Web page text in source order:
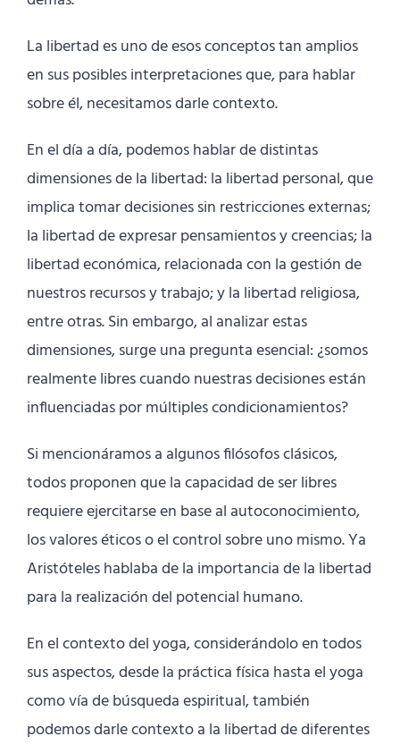
La libertad es uno de esos conceptos tan amplios
en sus posibles interpretaciones que, para hablar
sobre él, necesitamos darle contexto.
En el día a día, podemos hablar de distintas
dimensiones de la libertad: la libertad personal, que
implica tomar decisiones sin restricciones externas;
la libertad de expresar pensamientos y creencias; la
libertad económica, relacionada con la gestión de
nuestros recursos y trabajo; y la libertad religiosa,
entre otras. Sin embargo, al analizar estas
dimensiones, surge una pregunta esencial: ¿somos
realmente libres cuando nuestras decisiones están
influenciadas por múltiples condicionamientos?
Si mencionáramos a algunos filósofos clásicos,
todos proponen que la capacidad de ser libres
requiere ejercitarse en base al autoconocimiento,
los valores éticos o el control sobre uno mismo. Ya
Aristóteles hablaba de la importancia de la libertad
para la realización del potencial humano.
En el contexto del yoga, considerándolo en todos
sus aspectos, desde la práctica física hasta el yoga
como vía de búsqueda espiritual, también
podemos darle contexto a la libertad de diferentes